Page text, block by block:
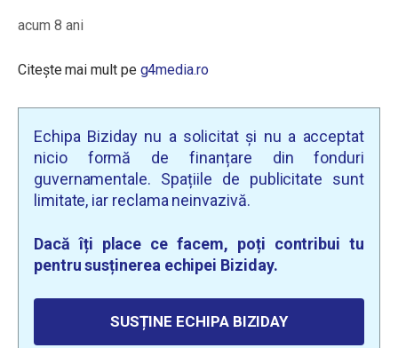
acum 8 ani
Citește mai mult pe g4media.ro
Echipa Biziday nu a solicitat și nu a acceptat
nicio formă de finanțare din fonduri
guvernamentale. Spațiile de publicitate sunt
limitate, iar reclama neinvazivă.
Dacă îți place ce facem, poți contribui tu
pentru susținerea echipei Biziday.
SUSȚINE ECHIPA BIZIDAY